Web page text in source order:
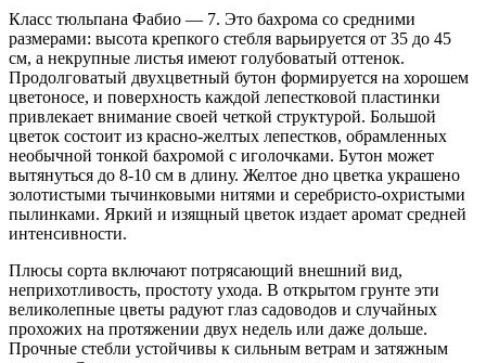
Класс тюльпана Фабио — 7. Это бахрома со средними
размерами: высота крепкого стебля варьируется от 35 до 45
см, а некрупные листья имеют голубоватый оттенок.
Продолговатый двухцветный бутон формируется на хорошем
цветоносе, и поверхность каждой лепестковой пластинки
привлекает внимание своей четкой структурой. Большой
цветок состоит из красно-желтых лепестков, обрамленных
необычной тонкой бахромой с иголочками. Бутон может
вытянуться до 8-10 см в длину. Желтое дно цветка украшено
золотистыми тычинковыми нитями и серебристо-охристыми
пылинками. Яркий и изящный цветок издает аромат средней
интенсивности.
Плюсы сорта включают потрясающий внешний вид,
неприхотливость, простоту ухода. В открытом грунте эти
великолепные цветы радуют глаз садоводов и случайных
прохожих на протяжении двух недель или даже дольше.
Прочные стебли устойчивы к сильным ветрам и затяжным